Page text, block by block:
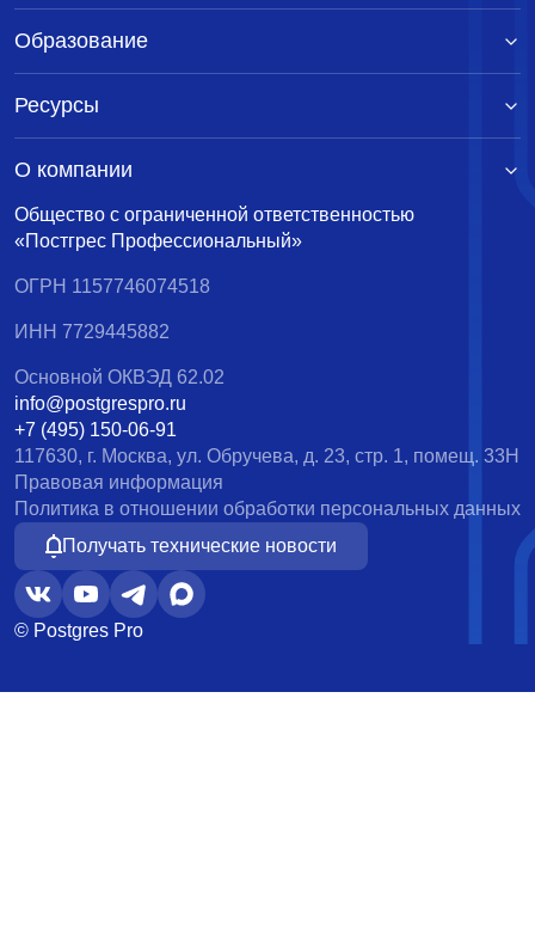
Общество с ограниченной ответственностью
«Постгрес Профессиональный»
ОГРН 1157746074518
ИНН 7729445882
Основной ОКВЭД 62.02
info@postgrespro.ru
+7 (495) 150-06-91
117630, г. Москва, ул. Обручева, д. 23, стр. 1, помещ. 33Н
Правовая информация
Политика в отношении обработки персональных данных
Получать технические новости
© Postgres Pro
Образование
Ресурсы
О компании